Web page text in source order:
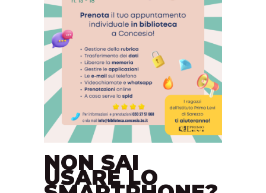
NON SAI
USARE LO